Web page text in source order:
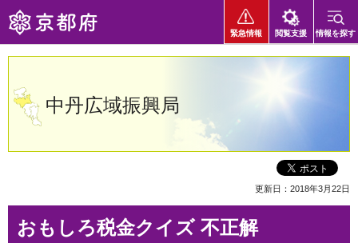
京都府
緊急情報 閲覧支援 情報を探す
中丹広域振興局
更新日：2018年3月22日
おもしろ税金クイズ 不正解